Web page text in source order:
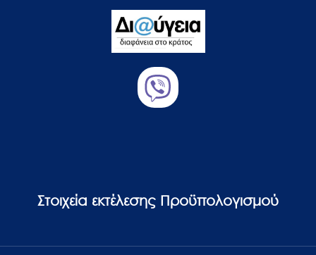
Στοιχεία εκτέλεσης Προϋπολογισμού